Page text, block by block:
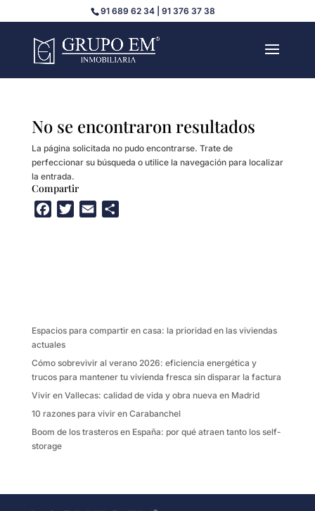
91 689 62 34 | 91 376 37 38
No se encontraron resultados
La página solicitada no pudo encontrarse. Trate de
perfeccionar su búsqueda o utilice la navegación para localizar
la entrada.
Compartir
k
i
Espacios para compartir en casa: la prioridad en las viviendas
actuales
Cómo sobrevivir al verano 2026: eficiencia energética y
trucos para mantener tu vivienda fresca sin disparar la factura
Vivir en Vallecas: calidad de vida y obra nueva en Madrid
10 razones para vivir en Carabanchel
Boom de los trasteros en España: por qué atraen tanto los self-
storage